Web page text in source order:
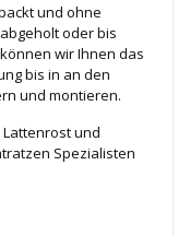
und ohne
oder bis
wir Ihnen das
bis in an den
und montieren.
und
Spezialisten